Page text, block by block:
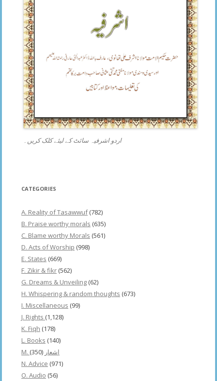
اردو اشرفیہ سائٹ کے لیئے کلک کریں۔
CATEGORIES
A. Reality of Tasawwuf(782)
B. Praise worthy morals (635)
C. Blame worthy Morals (561)
D. Acts of Worship (998)
E. States (669)
F. Zikir & fikr (562)
G. Dreams & Unveiling (62)
H. Whispering & random thoughts (673)
I. Miscellaneous (99)
J. Rights (1,128)
K. Fiqh (178)
L. Books (140)
M. اشعار (350)
N. Advice (971)
O. Audio (56)